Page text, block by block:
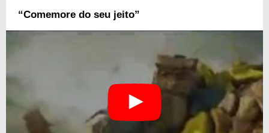
“Comemore do seu jeito”